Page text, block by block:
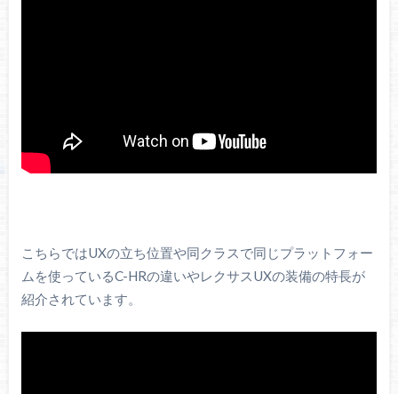
こちらではUXの立ち位置や同クラスで同じプラットフォー
ムを使っているC-HRの違いやレクサスUXの装備の特長が
紹介されています。